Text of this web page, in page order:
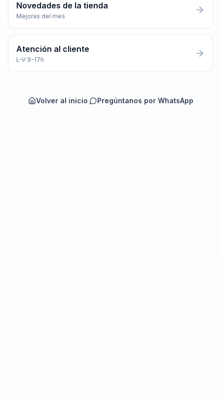
Novedades de la tienda
Mejoras del mes
Atención al cliente
L-V 9-17h
Volver al inicio· Pregúntanos por WhatsApp